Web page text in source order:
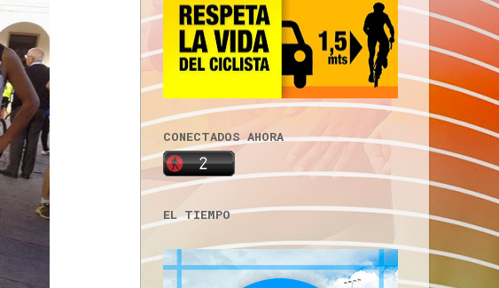
CONECTADOS AHORA
EL TIEMPO